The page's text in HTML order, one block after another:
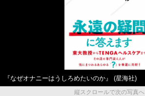
『なぜオナニーはうしろめたいのか』 (星海社)
縦スクロールで次の写真へ